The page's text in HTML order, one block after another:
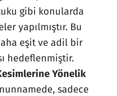
gibi konularda
yapılmıştır. Bu
eşit ve adil bir
hedeflenmiştir.
Yönelik
sadece